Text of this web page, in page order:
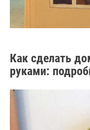
Как сделать
руками: